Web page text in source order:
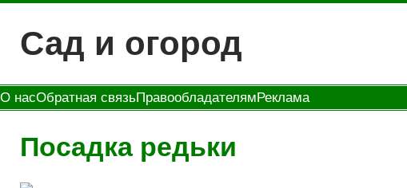
содержимому
Сад и огород
О насОбратная связьПравообладателямРеклама
Посадка редьки